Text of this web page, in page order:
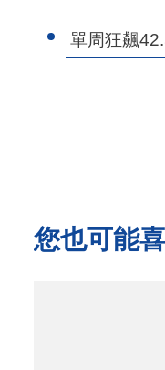
單周狂飆
您也可能